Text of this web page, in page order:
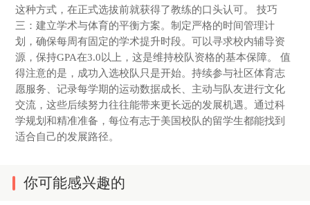
这种方式，在正式选拔前就获得了教练的口头认可。 技巧
三：建立学术与体育的平衡方案。制定严格的时间管理计
划，确保每周有固定的学术提升时段。可以寻求校内辅导资
源，保持GPA在3.0以上，这是维持校队资格的基本保障。 值
得注意的是，成功入选校队只是开始。持续参与社区体育志
愿服务、记录每学期的运动数据成长、主动与队友进行文化
交流，这些后续努力往往能带来更长远的发展机遇。通过科
学规划和精准准备，每位有志于美国校队的留学生都能找到
适合自己的发展路径。
你可能感兴趣的